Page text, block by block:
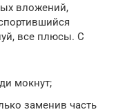
вложений,
все плюсы. С
мокнут;
заменив часть